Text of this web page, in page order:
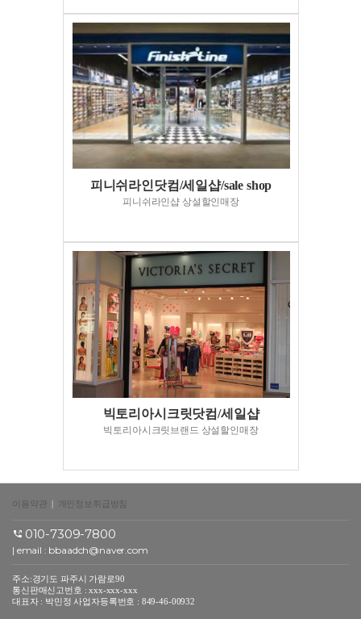
피니쉬라인닷컴/세일샵/sale shop
피니쉬라인샵 상설할인매장
빅토리아시크릿닷컴/세일샵
빅토리아시크릿브랜드 상설할인매장
이용약관 | 개인정보취급방침
010-7309-7800
| email : bbaadch@naver.com
주소:경기도 파주시 가람로90
통신판매신고번호 : xxx-xxx-xxx
대표자 : 박민정 사업자등록번호 : 849-46-00932